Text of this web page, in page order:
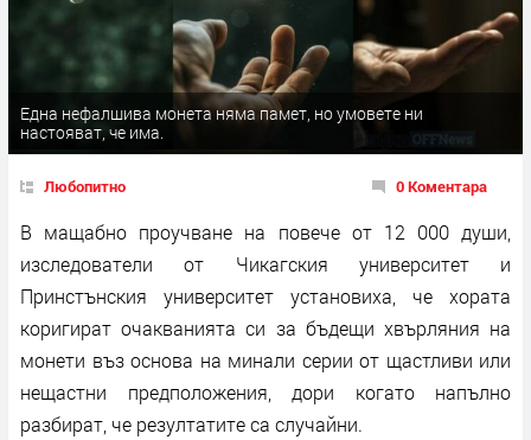
Една нефалшива монета няма памет, но умовете ни
настояват, че има.
Любопитно 0 Коментара
В мащабно проучване на повече от 12 000 души,
изследователи от Чикагския университет и
Принстънския университет установиха, че хората
коригират очакванията си за бъдещи хвърляния на
монети въз основа на минали серии от щастливи или
нещастни предположения, дори когато напълно
разбират, че резултатите са случайни.